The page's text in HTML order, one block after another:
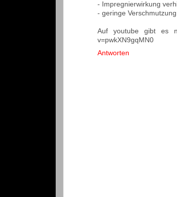
- Impregnierwirkung
- geringe
Auf youtube gibt es
v=pwkXN9gqMN0
Antworten